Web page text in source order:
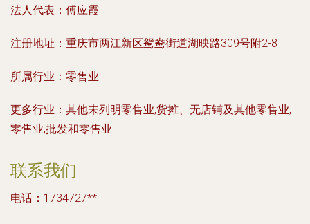
法人代表： 傅应霞
注册地址： 重庆市两江新区鸳鸯街道湖映路309号附2-8
所属行业： 零售业
更多行业： 其他未列明零售业,货摊、无店铺及其他零售业,
零售业,批发和零售业
联系我们
电话：1734727**